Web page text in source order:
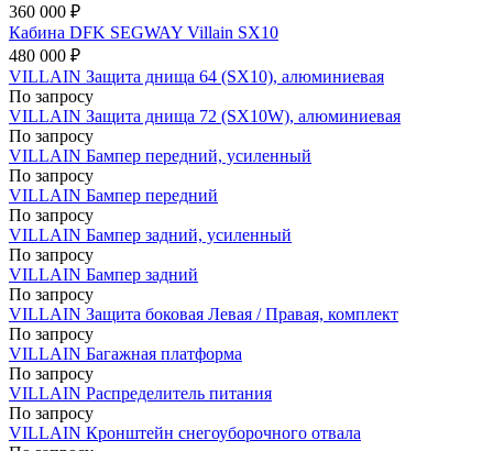
360 000 ₽
Кабина DFK SEGWAY Villain SX10
480 000 ₽
VILLAIN Защита днища 64 (SX10), алюминиевая
По запросу
VILLAIN Защита днища 72 (SX10W), алюминиевая
По запросу
VILLAIN Бампер передний, усиленный
По запросу
VILLAIN Бампер передний
По запросу
VILLAIN Бампер задний, усиленный
По запросу
VILLAIN Бампер задний
По запросу
VILLAIN Защита боковая Левая / Правая, комплект
По запросу
VILLAIN Багажная платформа
По запросу
VILLAIN Распределитель питания
По запросу
VILLAIN Кронштейн снегоуборочного отвала